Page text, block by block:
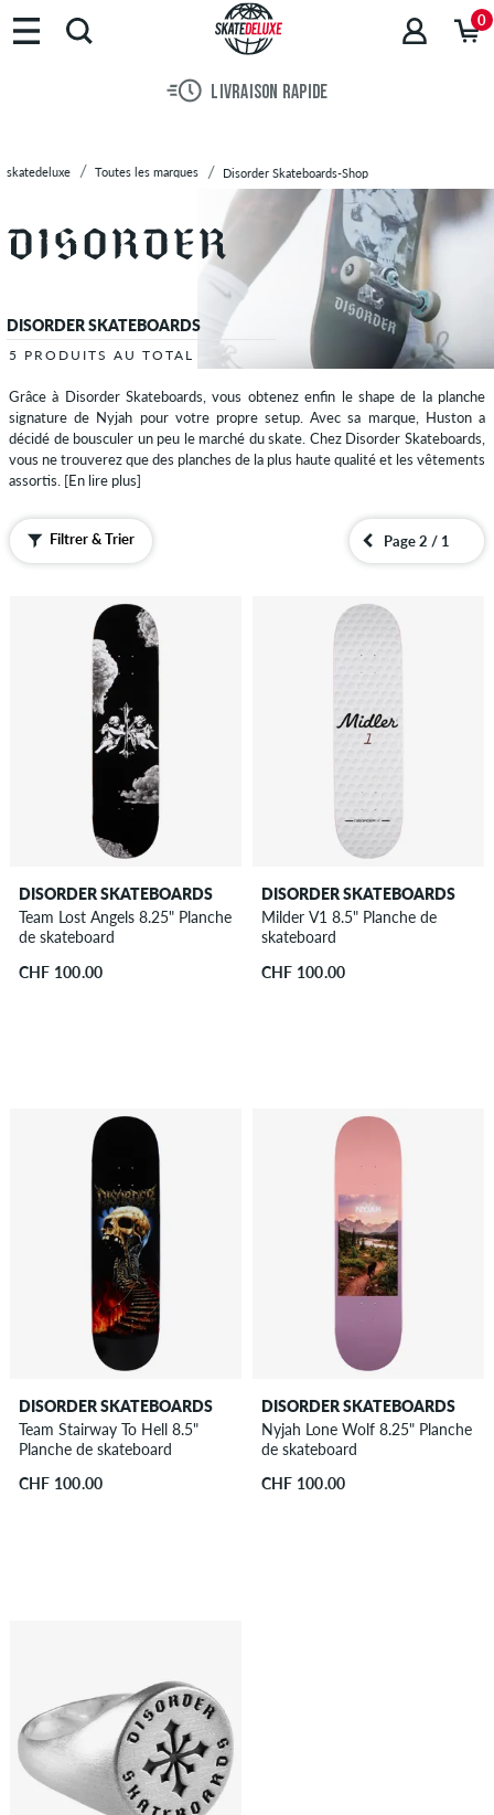
Marques
Skateboards
Sale
0
LIVRAISON RAPIDE
skatedeluxe Toutes les marques Disorder Skateboards-Shop
DISORDER SKATEBOARDS
5 PRODUITS AU TOTAL
Grâce à Disorder Skateboards, vous obtenez enfin le shape de la planche
signature de Nyjah pour votre propre setup. Avec sa marque, Huston a
décidé de bousculer un peu le marché du skate. Chez Disorder Skateboards,
vous ne trouverez que des planches de la plus haute qualité et les vêtements
assortis. [En lire plus]
Filtrer & Trier Page 2 / 1
DISORDER SKATEBOARDS
Team Lost Angels 8.25" Planche
de skateboard
CHF 100.00
DISORDER SKATEBOARDS
Milder V1 8.5" Planche de
skateboard
CHF 100.00
DISORDER SKATEBOARDS
Team Stairway To Hell 8.5"
Planche de skateboard
CHF 100.00
DISORDER SKATEBOARDS
Nyjah Lone Wolf 8.25" Planche
de skateboard
CHF 100.00